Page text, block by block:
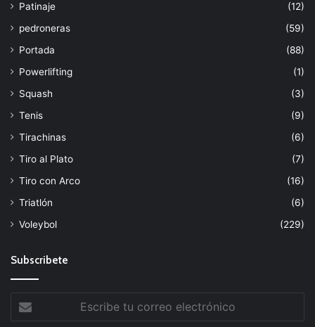
Patinaje
(12)
pedroneras
(59)
Portada
(88)
Powerlifting
(1)
Squash
(3)
Tenis
(9)
Tirachinas
(6)
Tiro al Plato
(7)
Tiro con Arco
(16)
Triatlón
(6)
Voleybol
(229)
Subscribete
tu